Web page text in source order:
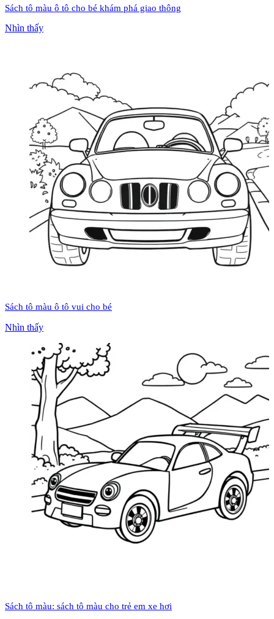
Sách tô màu ô tô cho bé khám phá giao thông
Nhìn thấy
Sách tô màu ô tô vui cho bé
Nhìn thấy
Sách tô màu: sách tô màu cho trẻ em xe hơi